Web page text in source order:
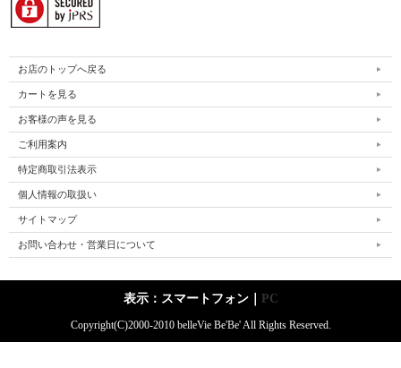
お店のトップへ戻る
カートを見る
お客様の声を見る
ご利用案内
特定商取引法表示
個人情報の取扱い
サイトマップ
お問い合わせ・営業日について
表示：スマートフォン｜ PC
Copyright(C)2000-2010 belleVie Be'Be' All Rights Reserved.